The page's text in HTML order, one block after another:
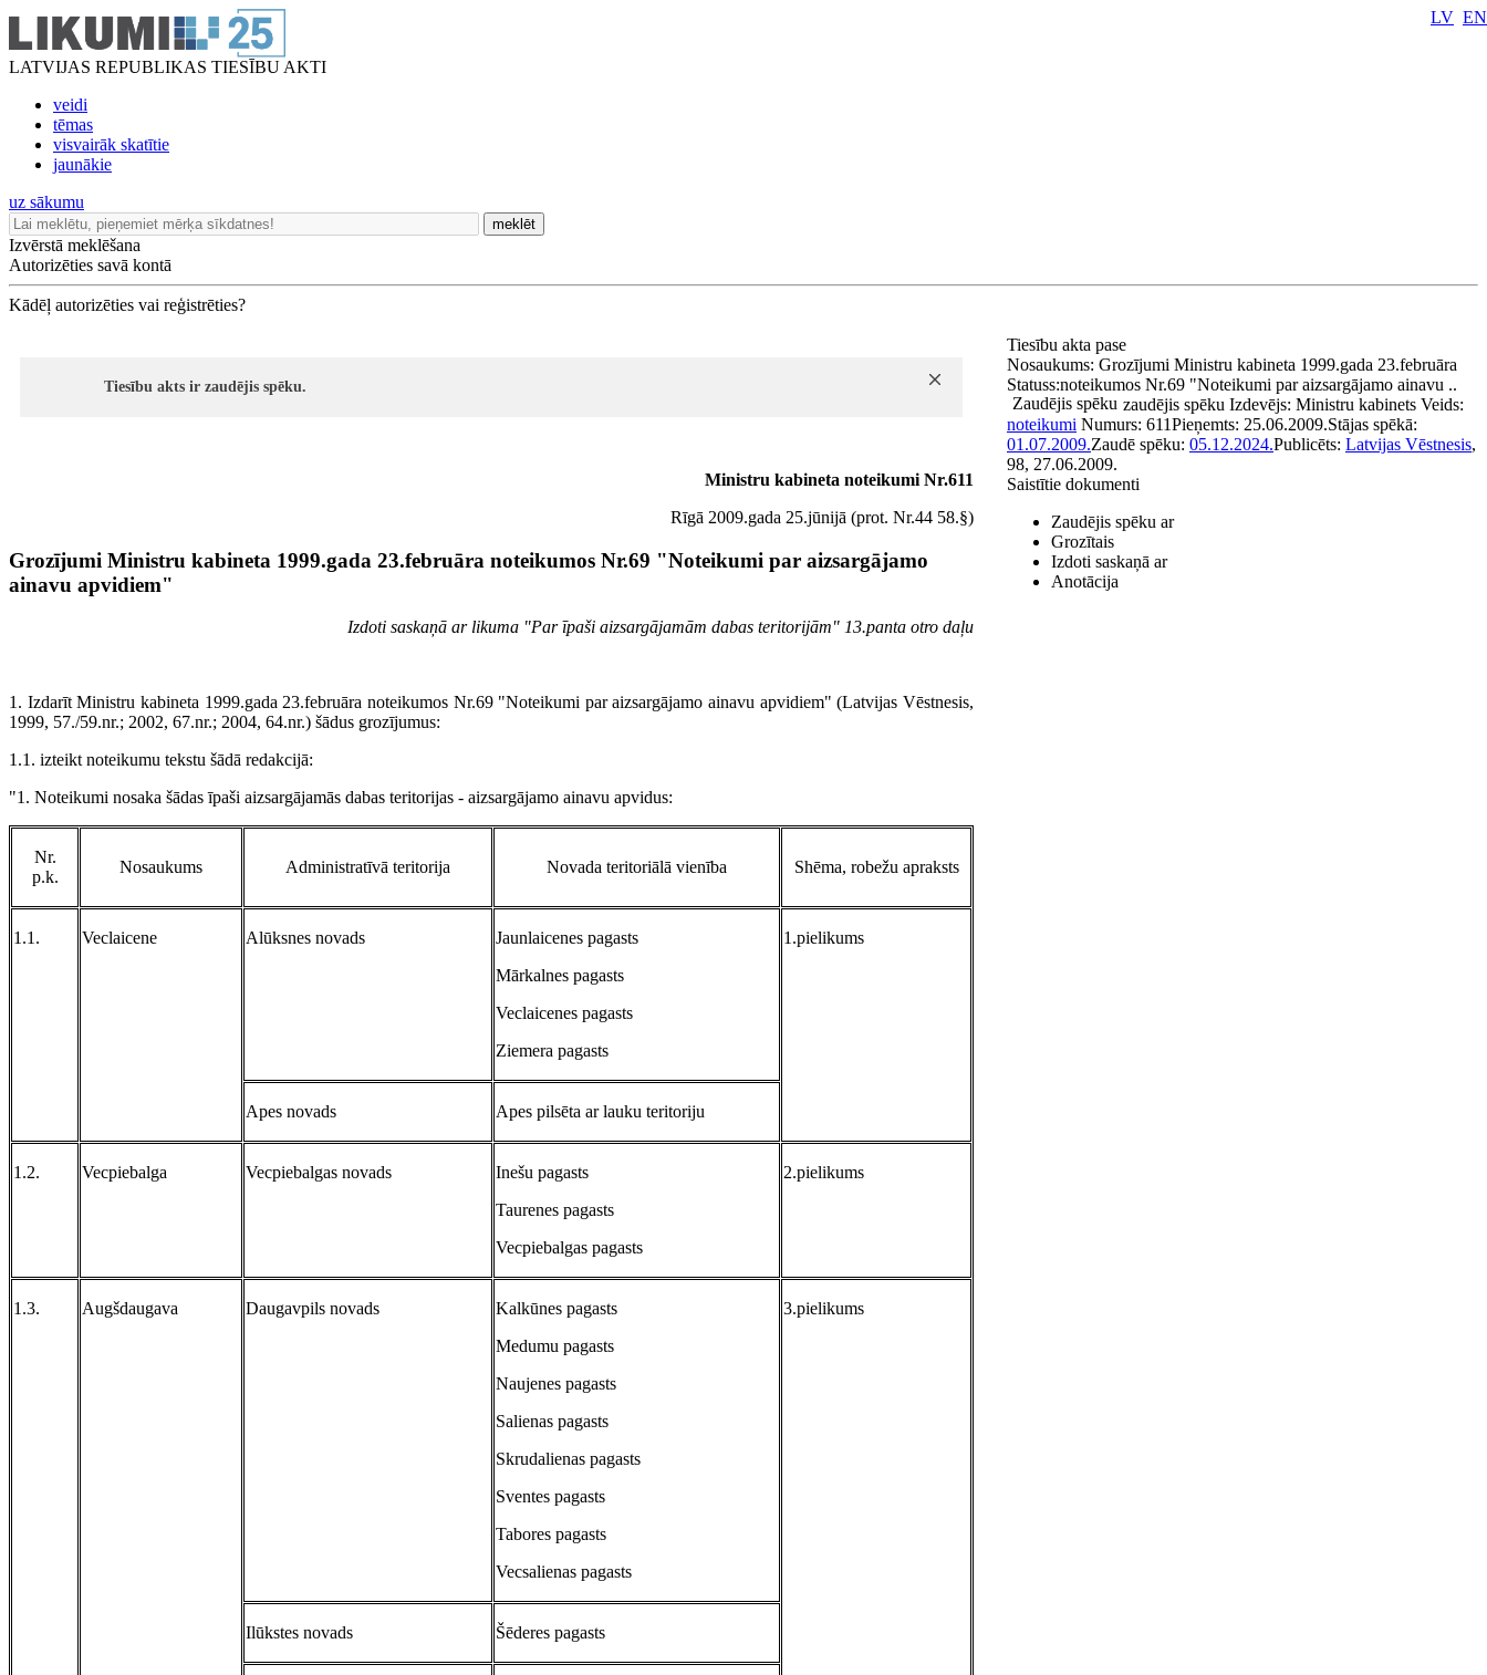
LATVIJAS REPUBLIKAS TIESĪBU AKTI
veidi
tēmas
visvairāk skatītie
jaunākie
LV EN
uz sākumu
meklēt
Izvērstā meklēšana
Autorizēties savā kontā
Kādēļ autorizēties vai reģistrēties?
Tiesību akts ir zaudējis spēku.
Ministru kabineta noteikumi Nr.611
Rīgā 2009.gada 25.jūnijā (prot. Nr.44 58.§)
Grozījumi Ministru kabineta 1999.gada 23.februāra noteikumos Nr.69 "Noteikumi par aizsargājamo
ainavu apvidiem"
Izdoti saskaņā ar likuma "Par īpaši aizsargājamām dabas teritorijām" 13.panta otro daļu
1. Izdarīt Ministru kabineta 1999.gada 23.februāra noteikumos Nr.69 "Noteikumi par aizsargājamo ainavu apvidiem" (Latvijas Vēstnesis,
1999, 57./59.nr.; 2002, 67.nr.; 2004, 64.nr.) šādus grozījumus:
1.1. izteikt noteikumu tekstu šādā redakcijā:
"1. Noteikumi nosaka šādas īpaši aizsargājamās dabas teritorijas - aizsargājamo ainavu apvidus:
Nr.
p.k.
Nosaukums Administratīvā teritorija Novada teritoriālā vienība Shēma, robežu apraksts
1.1. Veclaicene Alūksnes novads
Jaunlaicenes pagasts
Mārkalnes pagasts
Veclaicenes pagasts
Ziemera pagasts
1.pielikums
Apes novads Apes pilsēta ar lauku teritoriju
1.2. Vecpiebalga Vecpiebalgas novads
Inešu pagasts
Taurenes pagasts
Vecpiebalgas pagasts
2.pielikums
1.3. Augšdaugava Daugavpils novads
Kalkūnes pagasts
Medumu pagasts
Naujenes pagasts
Salienas pagasts
Skrudalienas pagasts
Sventes pagasts
Tabores pagasts
Vecsalienas pagasts
3.pielikums
Ilūkstes novads Šēderes pagasts
Tiesību akta pase
Nosaukums: Grozījumi Ministru kabineta 1999.gada 23.februāra
noteikumos Nr.69 "Noteikumi par aizsargājamo ainavu ..
Statuss:
Zaudējis spēku zaudējis spēku Izdevējs: Ministru kabinets Veids:
noteikumi Numurs: 611Pieņemts: 25.06.2009.Stājas spēkā:
01.07.2009.Zaudē spēku: 05.12.2024.Publicēts: Latvijas Vēstnesis,
98, 27.06.2009.
Saistītie dokumenti
Zaudējis spēku ar
Grozītais
Izdoti saskaņā ar
Anotācija